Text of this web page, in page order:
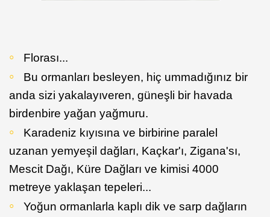
Florası...
Bu ormanları besleyen, hiç ummadığınız bir
anda sizi yakalayıveren, güneşli bir havada
birdenbire yağan yağmuru.
Karadeniz kıyısına ve birbirine paralel
uzanan yemyeşil dağları, Kaçkar'ı, Zigana'sı,
Mescit Dağı, Küre Dağları ve kimisi 4000
metreye yaklaşan tepeleri...
Yoğun ormanlarla kaplı dik ve sarp dağların